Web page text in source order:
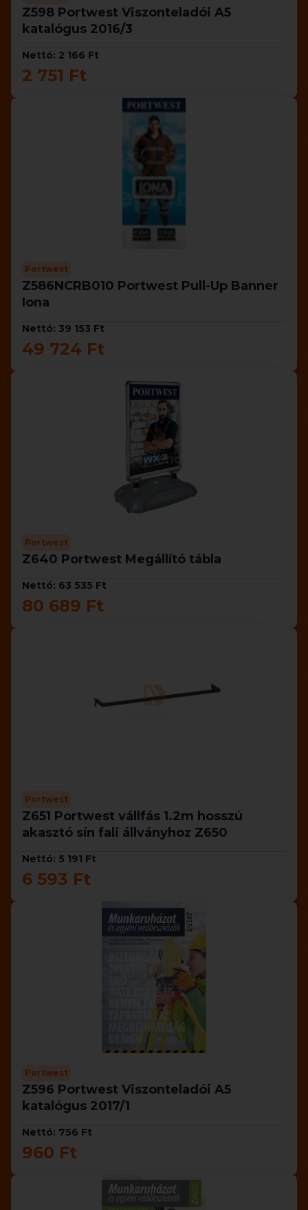
Z598 Portwest Viszonteladói A5
katalógus 2016/3
Nettó: 2 166 Ft
2 751 Ft
Portwest
Z586NCRB010 Portwest Pull-Up Banner
Iona
Nettó: 39 153 Ft
49 724 Ft
Portwest
Z640 Portwest Megállító tábla
Nettó: 63 535 Ft
80 689 Ft
Portwest
Z651 Portwest vállfás 1.2m hosszú
akasztó sín fali állványhoz Z650
Nettó: 5 191 Ft
6 593 Ft
Portwest
Z596 Portwest Viszonteladói A5
katalógus 2017/1
Nettó: 756 Ft
960 Ft